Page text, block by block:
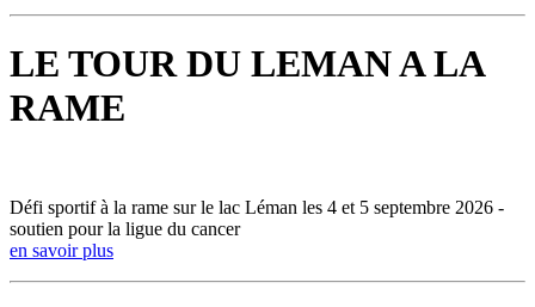
LE TOUR DU LEMAN A LA
RAME
Défi sportif à la rame sur le lac Léman les 4 et 5 septembre 2026 -
soutien pour la ligue du cancer
en savoir plus